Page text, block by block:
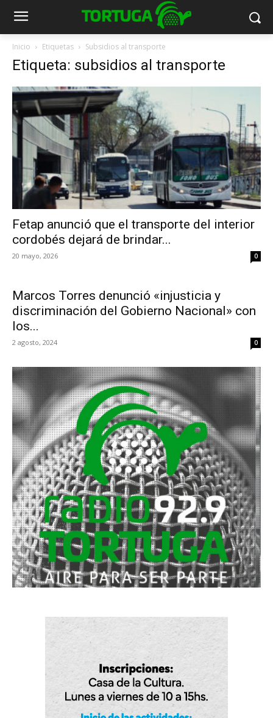
Inicio Etiquetas Subsidios al transporte
Etiqueta: subsidios al transporte
Fetap anunció que el transporte del interior
cordobés dejará de brindar...
20 mayo, 2026 0
Marcos Torres denunció «injusticia y
discriminación del Gobierno Nacional» con
los...
2 agosto, 2024 0